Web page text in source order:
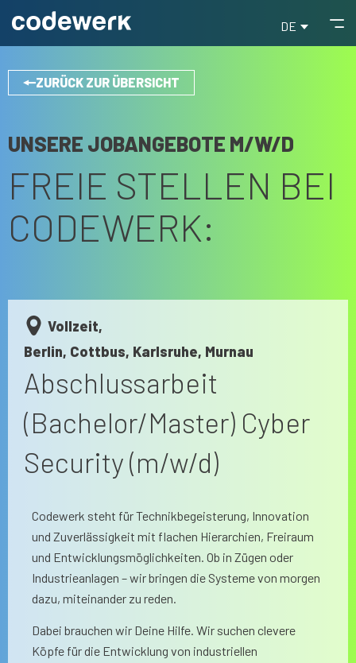
DE
ZURÜCK ZUR ÜBERSICHT
UNSERE JOBANGEBOTE M/W/D
FREIE STELLEN BEI
CODEWERK:
Vollzeit,
Berlin, Cottbus, Karlsruhe, Murnau
Abschlussarbeit
(Bachelor/Master) Cyber
Security (m/w/d)
Codewerk steht für Technikbegeisterung, Innovation
und Zuverlässigkeit mit flachen Hierarchien, Freiraum
und Entwicklungsmöglichkeiten. Ob in Zügen oder
Industrieanlagen – wir bringen die Systeme von morgen
dazu, miteinander zu reden.
Dabei brauchen wir Deine Hilfe. Wir suchen clevere
Köpfe für die Entwicklung von industriellen